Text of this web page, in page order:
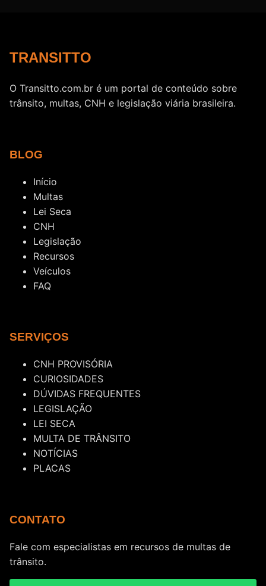
TRANSITTO
O Transitto.com.br é um portal de conteúdo sobre
trânsito, multas, CNH e legislação viária brasileira.
BLOG
Início
Multas
Lei Seca
CNH
Legislação
Recursos
Veículos
FAQ
SERVIÇOS
CNH PROVISÓRIA
CURIOSIDADES
DÚVIDAS FREQUENTES
LEGISLAÇÃO
LEI SECA
MULTA DE TRÂNSITO
NOTÍCIAS
PLACAS
CONTATO
Fale com especialistas em recursos de multas de
trânsito.